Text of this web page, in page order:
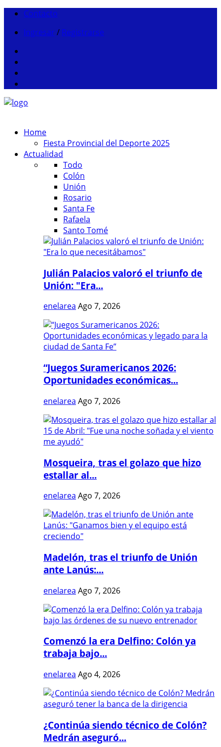
Contacto
Ingresar / Registrarse
Home
Fiesta Provincial del Deporte 2025
Actualidad
Todo
Colón
Unión
Rosario
Santa Fe
Rafaela
Santo Tomé
Julián Palacios valoró el triunfo de
Unión: "Era...
enelarea Ago 7, 2026
“Juegos Suramericanos 2026:
Oportunidades económicas...
enelarea Ago 7, 2026
Mosqueira, tras el golazo que hizo
estallar al...
enelarea Ago 7, 2026
Madelón, tras el triunfo de Unión
ante Lanús:...
enelarea Ago 7, 2026
Comenzó la era Delfino: Colón ya
trabaja bajo...
enelarea Ago 4, 2026
¿Continúa siendo técnico de Colón?
Medrán aseguró...